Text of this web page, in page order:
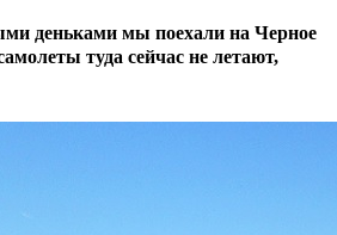
деньками мы поехали на Черное
туда сейчас не летают,